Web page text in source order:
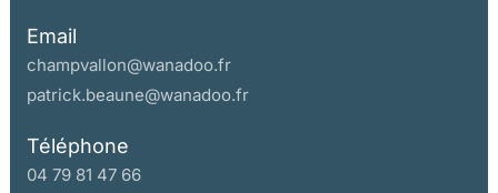
Email
champvallon@wanadoo.fr
patrick.beaune@wanadoo.fr
Téléphone
04 79 81 47 66